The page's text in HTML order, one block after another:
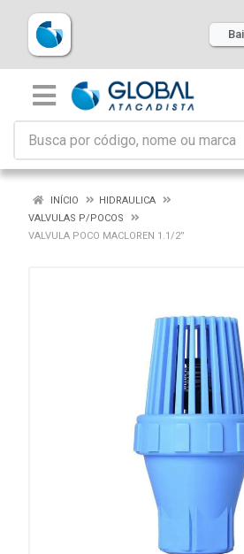
INÍCIO
HIDRAULICA
VALVULAS P/POCOS
VALVULA POCO MACLOREN 1.1/2”